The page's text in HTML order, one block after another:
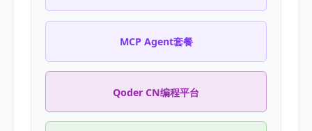
MCP Agent套餐
Qoder CN编程平台